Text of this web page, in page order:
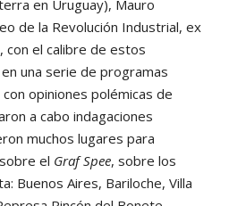
en Uruguay), Mauro
de la Revolución Industrial, ex
con el calibre de estos
una serie de programas
opiniones polémicas de
a cabo indagaciones
muchos lugares para
el Graf Spee, sobre los
Buenos Aires, Bariloche, Villa